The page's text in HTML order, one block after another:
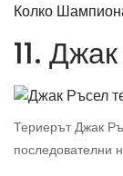
Колко
11.
Териерът Джак